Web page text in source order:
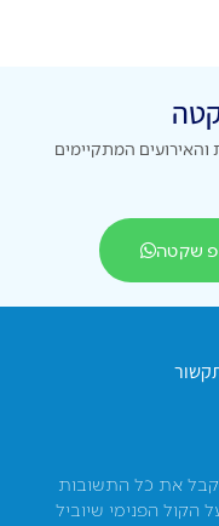
המתקיימים
שקטה
את כל התשובות
הקול הפנימי שיוביל